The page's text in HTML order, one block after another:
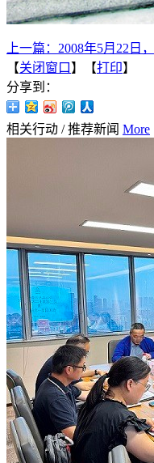
上一篇： 2008年5月22日
【关闭窗口 】【打印】
分享到：
相关行动 / 推荐新闻 More